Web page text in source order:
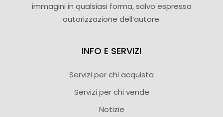
immagini in qualsiasi forma, salvo espressa
autorizzazione dell’autore.
INFO E SERVIZI
Servizi per chi acquista
Servizi per chi vende
Notizie